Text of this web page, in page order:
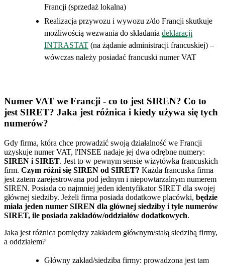
Francji (sprzedaż lokalna)
Realizacja przywozu i wywozu z/do Francji skutkuje
możliwością wezwania do składania deklaracji
INTRASTAT (na żądanie administracji francuskiej) –
wówczas należy posiadać francuski numer VAT
Numer VAT we Francji - co to jest SIREN? Co to
jest SIRET? Jaka jest różnica i kiedy używa się tych
numerów?
Gdy firma, która chce prowadzić swoją działalność we Francji
uzyskuje numer VAT, l'INSEE nadaje jej dwa odrębne numery:
SIREN i SIRET. Jest to w pewnym sensie wizytówka francuskich
firm. Czym różni się SIREN od SIRET? Każda francuska firma
jest zatem zarejestrowana pod jednym i niepowtarzalnym numerem
SIREN. Posiada co najmniej jeden identyfikator SIRET dla swojej
głównej siedziby. Jeżeli firma posiada dodatkowe placówki, będzie
miała jeden numer SIREN dla głównej siedziby i tyle numerów
SIRET, ile posiada zakładów/oddziałów dodatkowych.
Jaka jest różnica pomiędzy zakładem głównym/stałą siedzibą firmy,
a oddziałem?
Główny zakład/siedziba firmy: prowadzona jest tam